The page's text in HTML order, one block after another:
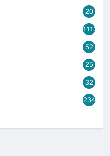
20
1113
52
25
32
234